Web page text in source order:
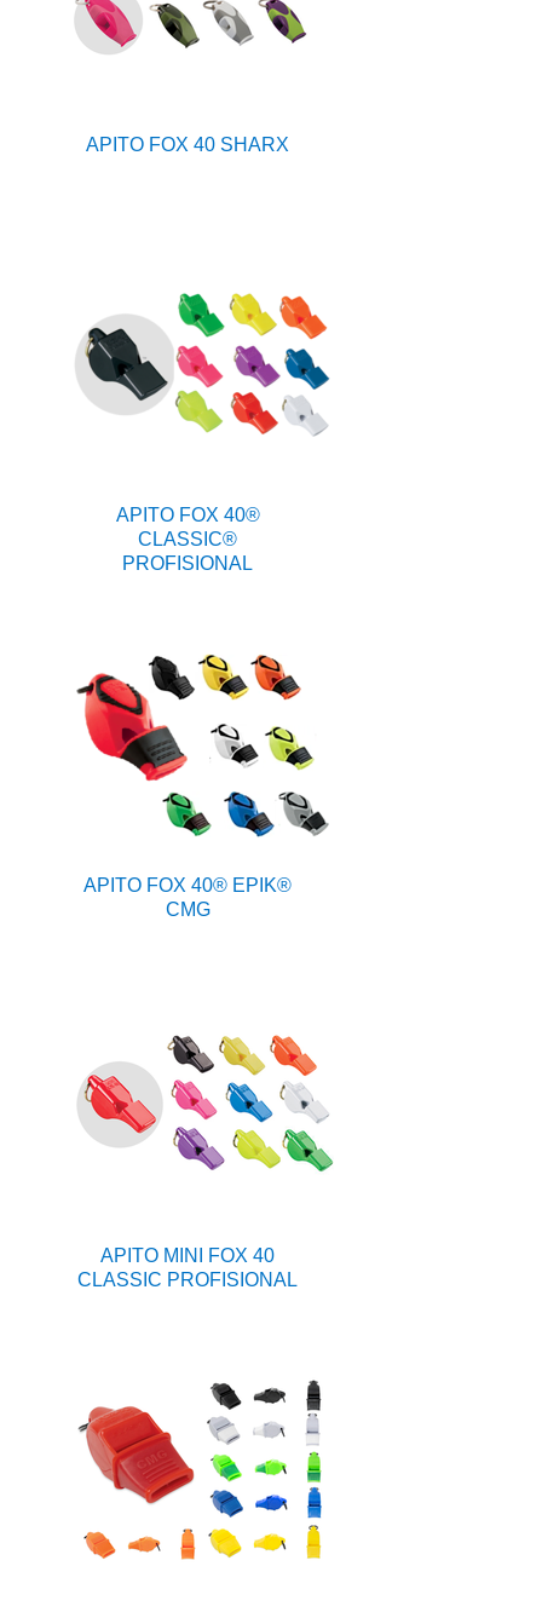
APITO FOX 40 SHARX
APITO FOX 40®
CLASSIC®
PROFISIONAL
APITO FOX 40® EPIK®
CMG
APITO MINI FOX 40
CLASSIC PROFISIONAL